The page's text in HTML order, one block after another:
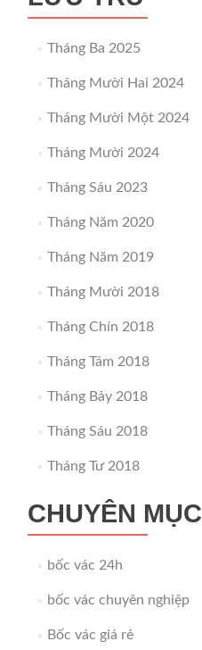
Tháng Ba 2025
Tháng Mười Hai 2024
Tháng Mười Một 2024
Tháng Mười 2024
Tháng Sáu 2023
Tháng Năm 2020
Tháng Năm 2019
Tháng Mười 2018
Tháng Chín 2018
Tháng Tám 2018
Tháng Bảy 2018
Tháng Sáu 2018
Tháng Tư 2018
CHUYÊN MỤC
bốc vác 24h
bốc vác chuyên nghiệp
Bốc vác giá rẻ